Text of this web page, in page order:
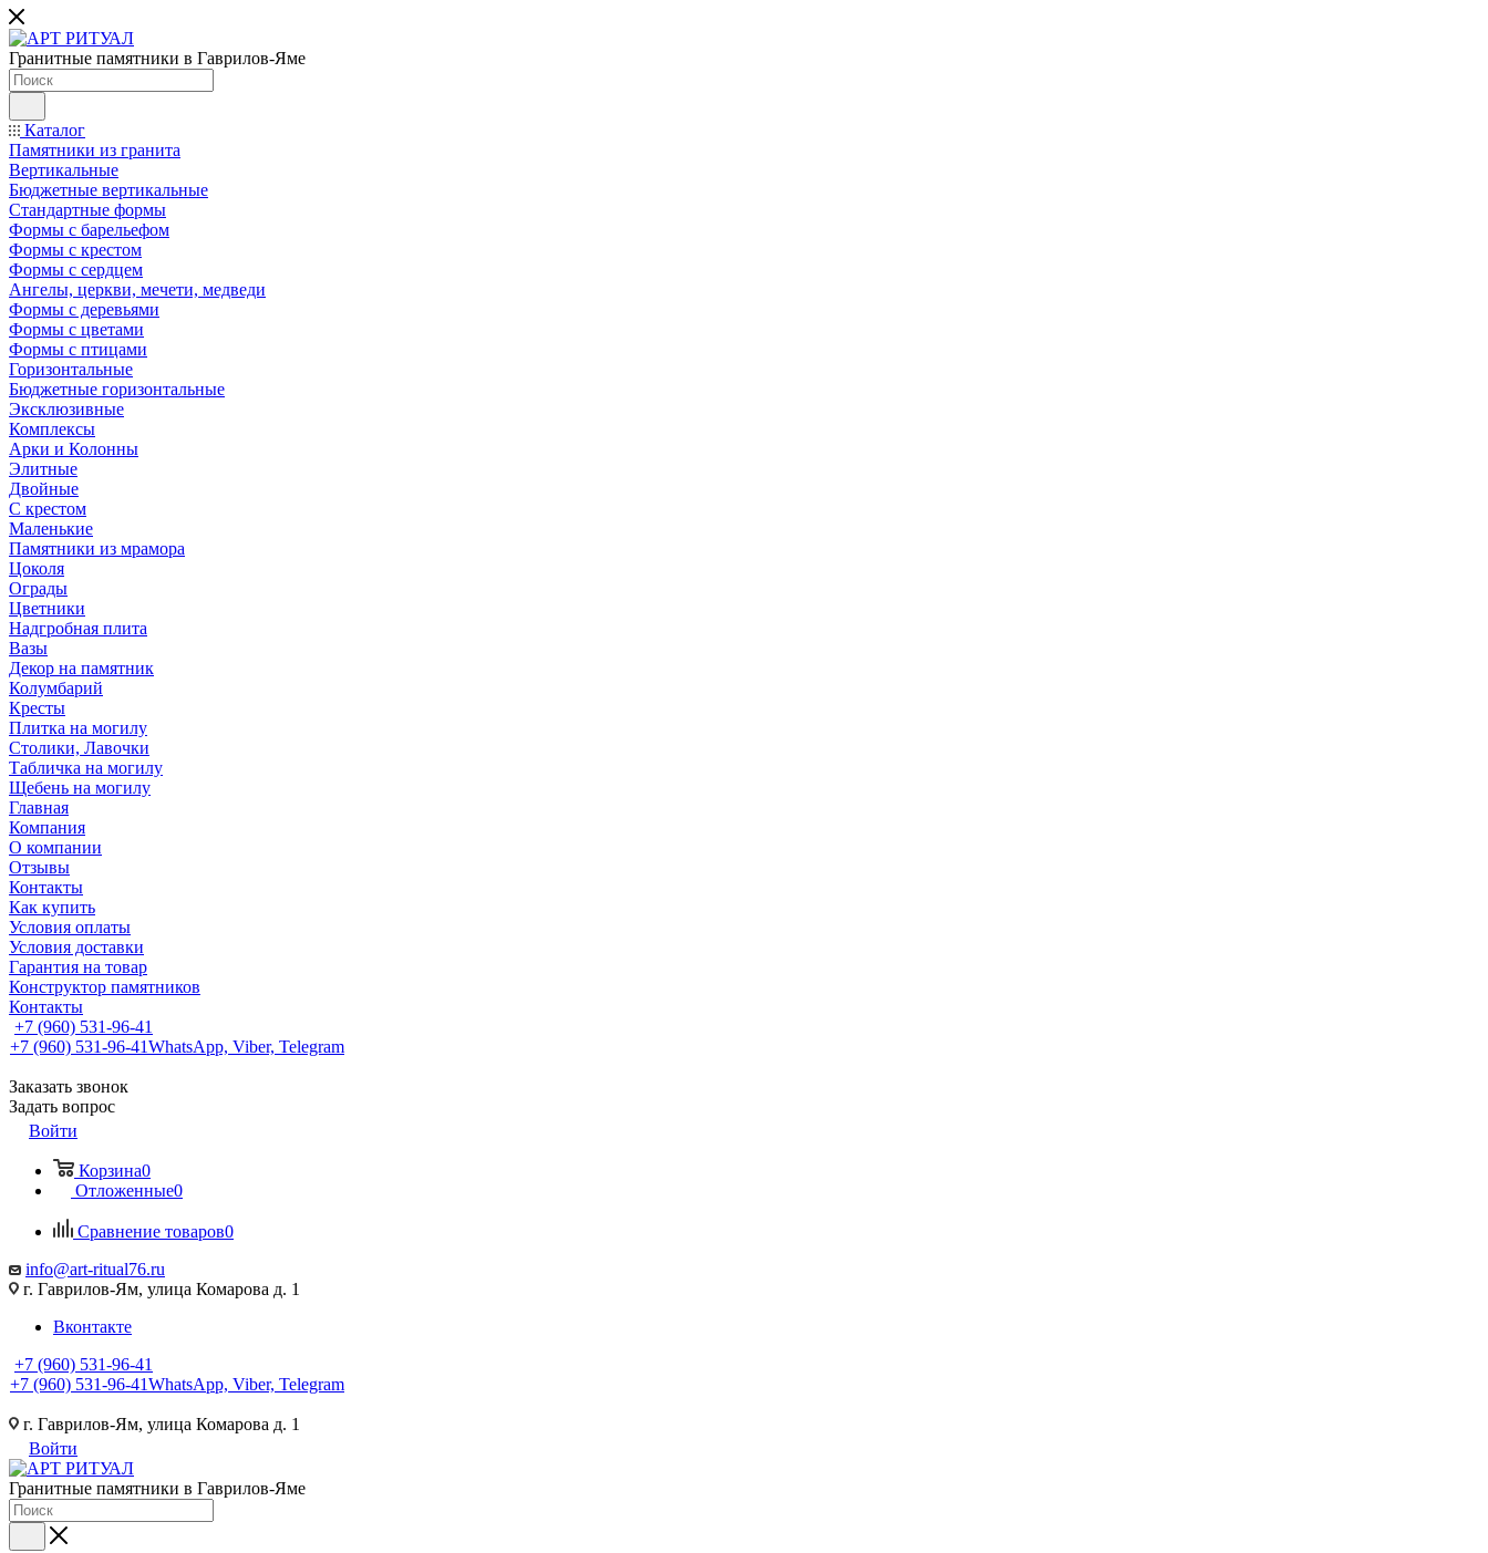
Гранитные памятники в Гаврилов-Яме
Каталог
Памятники из гранита
Вертикальные
Бюджетные вертикальные
Стандартные формы
Формы с барельефом
Формы с крестом
Формы с сердцем
Ангелы, церкви, мечети, медведи
Формы с деревьями
Формы с цветами
Формы с птицами
Горизонтальные
Бюджетные горизонтальные
Эксклюзивные
Комплексы
Арки и Колонны
Элитные
Двойные
С крестом
Маленькие
Памятники из мрамора
Цоколя
Ограды
Цветники
Надгробная плита
Вазы
Декор на памятник
Колумбарий
Кресты
Плитка на могилу
Столики, Лавочки
Табличка на могилу
Щебень на могилу
Главная
Компания
О компании
Отзывы
Контакты
Как купить
Условия оплаты
Условия доставки
Гарантия на товар
Конструктор памятников
Контакты
+7 (960) 531-96-41
+7 (960) 531-96-41WhatsApp, Viber, Telegram
Заказать звонок
Задать вопрос
Войти
Корзина0
Отложенные0
Сравнение товаров0
info@art-ritual76.ru
г. Гаврилов-Ям, улица Комарова д. 1
Вконтакте
+7 (960) 531-96-41
+7 (960) 531-96-41WhatsApp, Viber, Telegram
г. Гаврилов-Ям, улица Комарова д. 1
Войти
Гранитные памятники в Гаврилов-Яме